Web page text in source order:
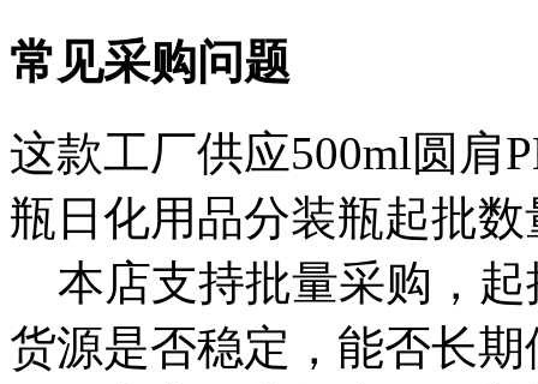
常见采购问题
这款工厂供应500ml圆肩
瓶日化用品分装瓶起批
本店支持批量采购，
货源是否稳定，能否长期